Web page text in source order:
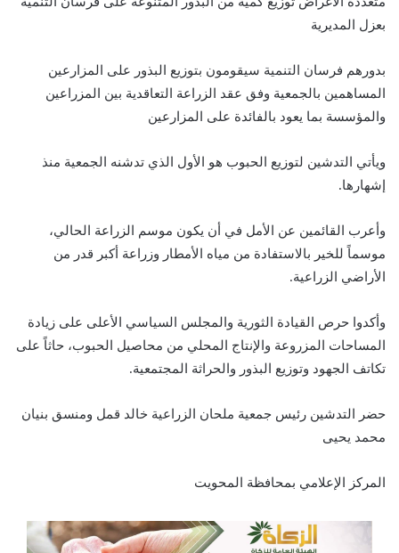
بعزل المديرية
بدورهم فرسان التنمية سيقومون بتوزيع البذور على المزارعين
المساهمين بالجمعية وفق عقد الزراعة التعاقدية بين المزراعين
والمؤسسة بما يعود بالفائدة على المزارعين
ويأتي التدشين لتوزيع الحبوب هو الأول الذي تدشنه الجمعية منذ
إشهارها.
وأعرب القائمين عن الأمل في أن يكون موسم الزراعة الحالي،
موسماً للخير بالاستفادة من مياه الأمطار وزراعة أكبر قدر من
الأراضي الزراعية.
وأكدوا حرص القيادة الثورية والمجلس السياسي الأعلى على زيادة
المساحات المزروعة والإنتاج المحلي من محاصيل الحبوب، حاثاً على
تكاتف الجهود وتوزيع البذور والحراثة المجتمعية.
حضر التدشين رئيس جمعية ملحان الزراعية خالد قمل ومنسق بنيان
محمد يحيى
المركز الإعلامي بمحافظة المحويت